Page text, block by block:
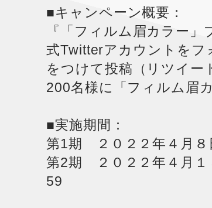
■キャンペーン概要：
『「フィルム眉カラー
式Twitterアカウントをフ
をつけて投稿（リツイー
200名様に「フィルム眉
■実施期間：
第1期 ２０２２年４月８
第2期 ２０２２年４月１
59